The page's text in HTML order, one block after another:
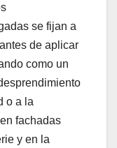
se fijan a
de aplicar
como un
o a la
fachadas
y en la